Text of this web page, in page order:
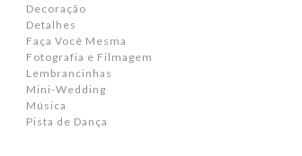
Decoração
Detalhes
Faça Você Mesma
Fotografia e Filmagem
Lembrancinhas
Mini-Wedding
Música
Pista de Dança